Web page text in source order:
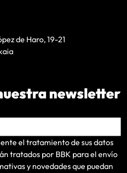
de Haro, 19-21
newsletter
el tratamiento de sus datos
tratados por BBK para el envío
y novedades que puedan